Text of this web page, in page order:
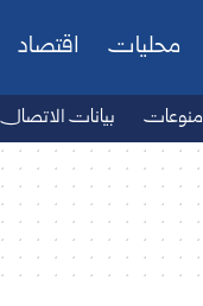
محليات اقتصاد
منوعات بيانات الاتصال